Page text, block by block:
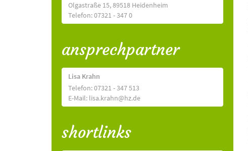
Olgastraße 15, 89518 Heidenheim
Telefon: 07321 - 347 0
ansprechpartner
Lisa Krahn
Telefon: 07321 - 347 513
E-Mail: lisa.krahn@hz.de
shortlinks